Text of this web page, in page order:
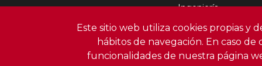
Ingeniería
Empresa
Artes Gráficas
Medioambiente
Este sitio web utiliza cookies propias y
hábitos de navegación. En caso
funcionalidades de nuestra página